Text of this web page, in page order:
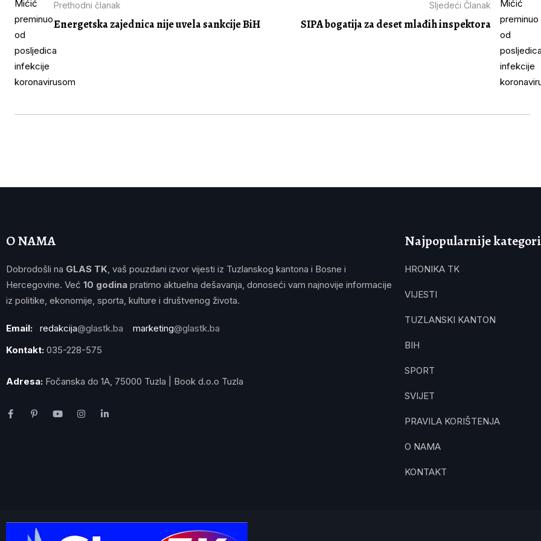
Prethodni članak
Energetska zajednica nije uvela sankcije BiH
Sljedeći Članak
SIPA bogatija za deset mlađih inspektora
O NAMA
Dobrodošli na GLAS TK, vaš pouzdani izvor vijesti iz Tuzlanskog kantona i Bosne i
Hercegovine. Već 10 godina pratimo aktuelna dešavanja, donoseći vam najnovije informacije
iz politike, ekonomije, sporta, kulture i društvenog života.
Email: redakcija@glastk.ba marketing@glastk.ba
Kontakt: 035-228-575
Adresa: Fočanska do 1A, 75000 Tuzla | Book d.o.o Tuzla
Najpopularnije
HRONIKA TK
VIJESTI
TUZLANSKI KANTON
BIH
SPORT
SVIJET
PRAVILA KORIŠTENJA
O NAMA
KONTAKT